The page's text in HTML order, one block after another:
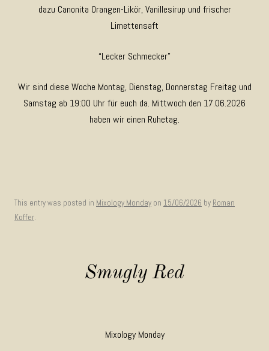
dazu Canonita Orangen-Likör, Vanillesirup und frischer
Limettensaft
“Lecker Schmecker”
Wir sind diese Woche Montag, Dienstag, Donnerstag Freitag und
Samstag ab 19:00 Uhr für euch da. Mittwoch den 17.06.2026
haben wir einen Ruhetag.
This entry was posted in Mixology Monday on 15/06/2026 by Roman
Koffer.
Smugly Red
Mixology Monday